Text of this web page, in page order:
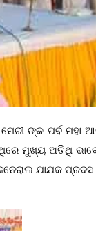
ଙ୍କ ପର୍ବ ମହା
ମୁଖ୍ୟ ଅତିଥି
ଯାଯକ